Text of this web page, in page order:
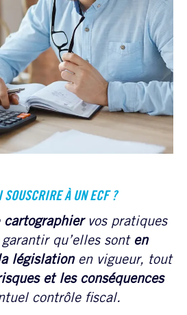
SOUSCRIRE À UN ECF ?
cartographiervos pratiques
qu’elles sont en
législationen vigueur, tout
et les conséquences
contrôle fiscal.